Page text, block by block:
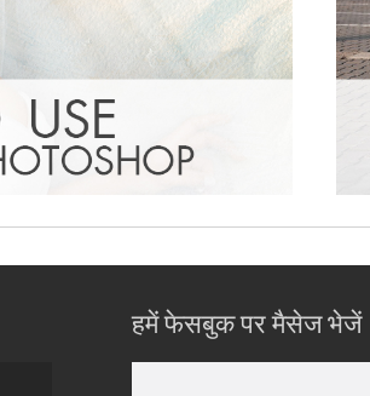
हमें फेसबुक पर मैसेज भेजें